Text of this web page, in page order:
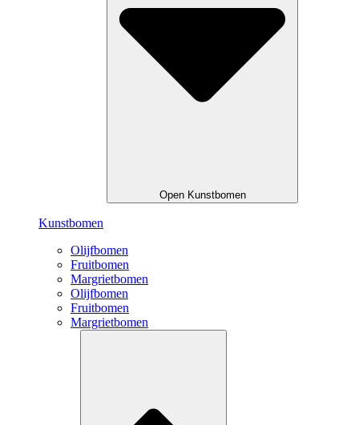
Open Kunstbomen
Kunstbomen
Olijfbomen
Fruitbomen
Margrietbomen
Olijfbomen
Fruitbomen
Margrietbomen